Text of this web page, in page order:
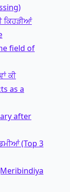
ਕਿਹੜੀਆਂ
field of
ਕੀ
as a
after
(Top 3